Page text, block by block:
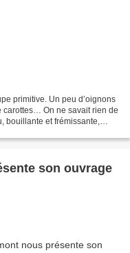
primitive. Un peu d’oignons
carottes… On ne savait rien de
bouillante et frémissante,
son ouvrage